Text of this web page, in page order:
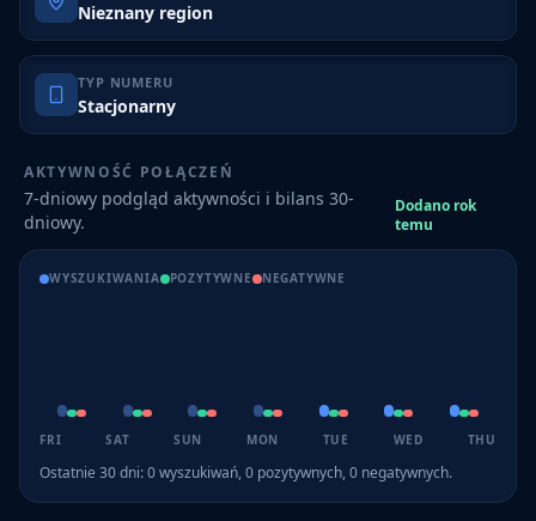
Nieznany region
TYP NUMERU
Stacjonarny
AKTYWNOŚĆ POŁĄCZEŃ
7-dniowy podgląd aktywności i bilans 30-
dniowy.
Dodano rok
temu
WYSZUKIWANIA POZYTYWNE NEGATYWNE
FRI SAT SUN MON TUE WED THU
Ostatnie 30 dni:0wyszukiwań,0 pozytywnych,0 negatywnych.